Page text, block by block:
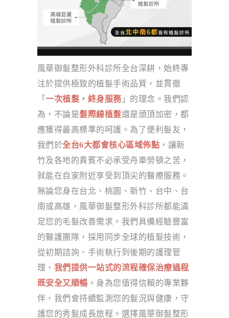
風華御髮整形外科診所全台深耕，始終專
注於提供極致的植髮手術品質，並貫徹
「一次植髮，終身服務 」的理念。我們認
為，不論是髮際線植髮還是頭頂加密，都
應獲得最高標準的呵護。為了便利髮友，
我們於全台6大都會核心區域佈點 ，讓新
竹及各地的貴賓不必承受舟車勞頓之苦，
就能在自家附近享受到頂尖的醫療服務。
無論您身在台北、桃園、新竹、台中、台
南或高雄，風華御髮整形外科診所都能滿
足您的毛髮改善需求。我們具備經驗豐富
的醫護團隊，採用同步全球的植髮技術，
從初期諮詢、手術執行到後期的護理管
理， 我們提供一站式的流程確保治療過程
既安全又順暢 。身為您值得信賴的專業夥
伴，我們會持續監測您的髮況與健康，守
護您的秀髮成長旅程。選擇風華御髮整形